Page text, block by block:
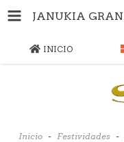
INICIO
Inicio - Festividades -